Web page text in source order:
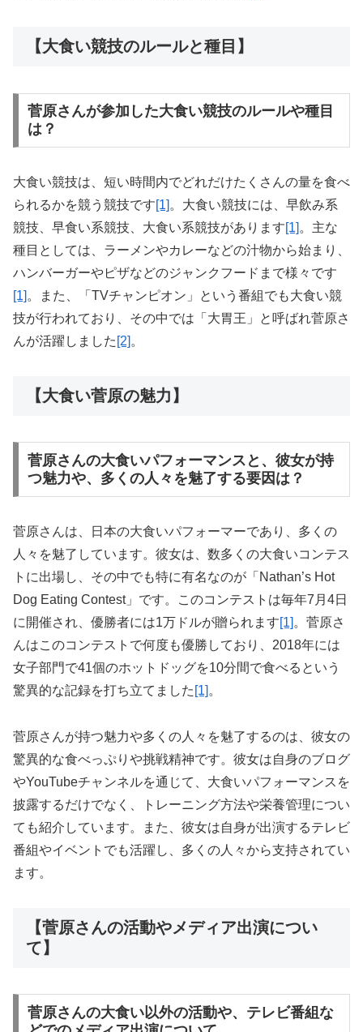
【大食い競技のルールと種目】
菅原さんが参加した大食い競技のルールや種目
は？
大食い競技は、短い時間内でどれだけたくさんの量を食べ
られるかを競う競技です[1] 。大食い競技には、早飲み系
競技、早食い系競技、大食い系競技があります[1] 。主な
種目としては、ラーメンやカレーなどの汁物から始まり、
ハンバーガーやピザなどのジャンクフードまで様々です
[1] 。また、「TVチャンピオン」という番組でも大食い競
技が行われており、その中では「大胃王」と呼ばれ菅原さ
んが活躍しました [2] 。
【大食い菅原の魅力】
菅原さんの大食いパフォーマンスと、彼女が持
つ魅力や、多くの人々を魅了する要因は？
菅原さんは、日本の大食いパフォーマーであり、多くの
人々を魅了しています。彼女は、数多くの大食いコンテス
トに出場し、その中でも特に有名なのが「Nathan’s Hot
Dog Eating Contest」です。このコンテストは毎年7月4日
に開催され、優勝者には1万ドルが贈られます[1] 。菅原さ
んはこのコンテストで何度も優勝しており、2018年には
女子部門で41個のホットドッグを10分間で食べるという
驚異的な記録を打ち立てました [1] 。
菅原さんが持つ魅力や多くの人々を魅了するのは、彼女の
驚異的な食べっぷりや挑戦精神です。彼女は自身のブログ
やYouTubeチャンネルを通じて、大食いパフォーマンスを
披露するだけでなく、トレーニング方法や栄養管理につい
ても紹介しています。また、彼女は自身が出演するテレビ
番組やイベントでも活躍し、多くの人々から支持されてい
ます。
【菅原さんの活動やメディア出演につい
て】
菅原さんの大食い以外の活動や、テレビ番組な